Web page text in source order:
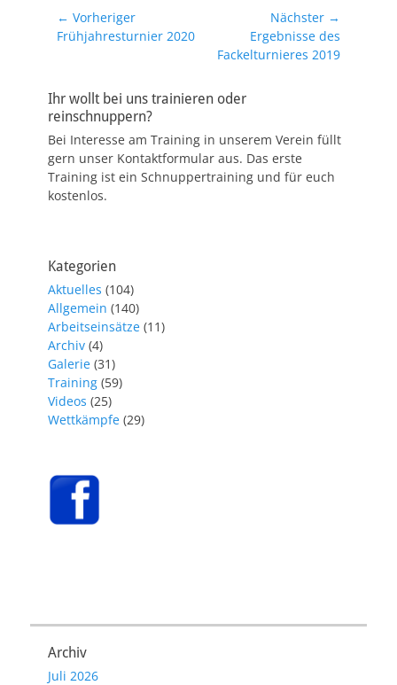
Beitragsnavigation
← Vorheriger
Vorheriger
Frühjahresturnier 2020
Nächster →
Nächster
Beitrag:
Ergebnisse des
Fackelturnieres 2019
Ihr wollt bei uns trainieren oder
reinschnuppern?
Bei Interesse am Training in unserem Verein füllt
gern unser Kontaktformular aus. Das erste
Training ist ein Schnuppertraining und für euch
kostenlos.
Kategorien
Aktuelles (104)
Allgemein (140)
Arbeitseinsätze (11)
Archiv (4)
Galerie (31)
Training (59)
Videos (25)
Wettkämpfe (29)
Archiv
Juli 2026